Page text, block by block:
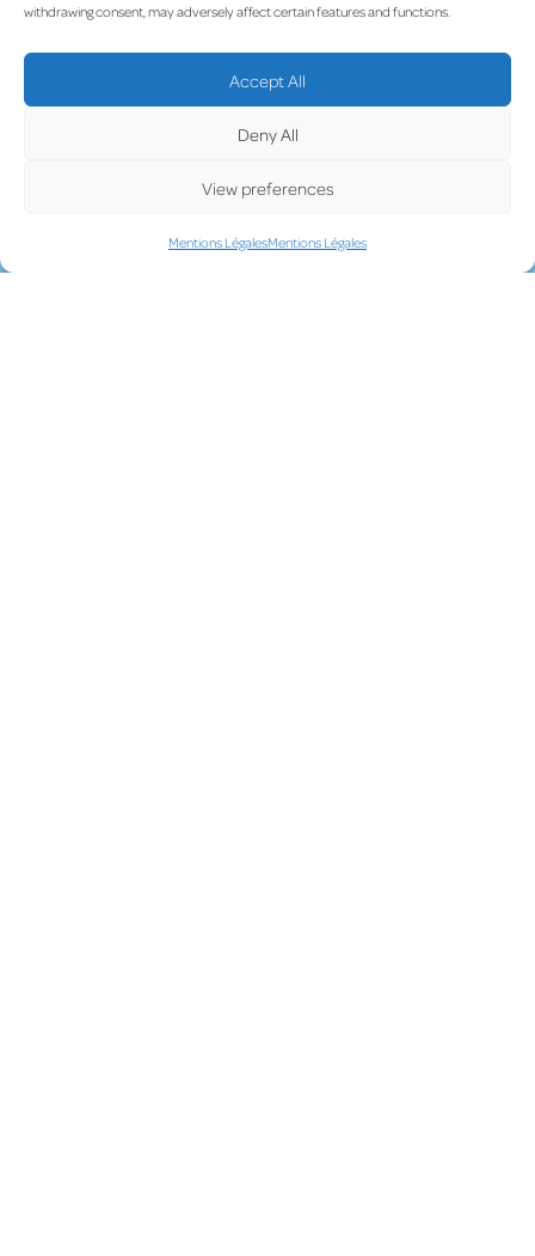
withdrawing consent, may adversely affect certain features and functions.
Accept All
Deny All
View preferences
Mentions LégalesMentions Légales
Recevrai-je une confirmation de mon résultat
Quelle est la durée de validité d’un crédit ?